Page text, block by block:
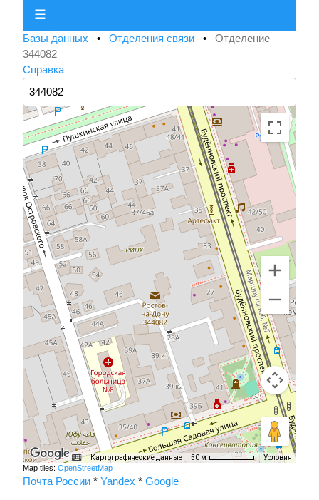
☰
Базы данных • Отделения связи • Отделение
344082
Справка
Картографические данные 50 м Условия
Map tiles: OpenStreetMap
Почта России * Yandex * Google